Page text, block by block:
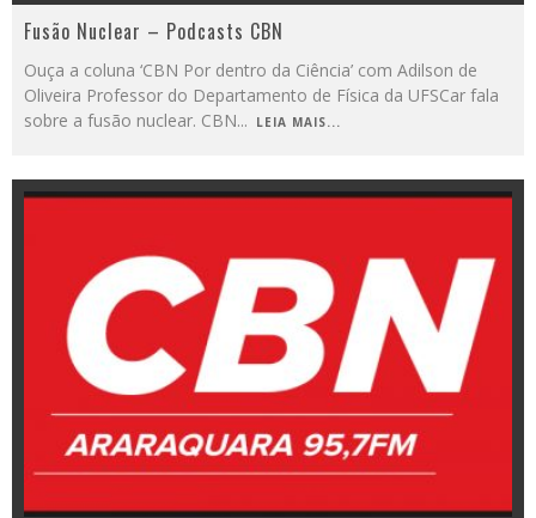
Fusão Nuclear – Podcasts CBN
Ouça a coluna ‘CBN Por dentro da Ciência’ com Adilson de
Oliveira Professor do Departamento de Física da UFSCar fala
sobre a fusão nuclear. CBN... LEIA MAIS...